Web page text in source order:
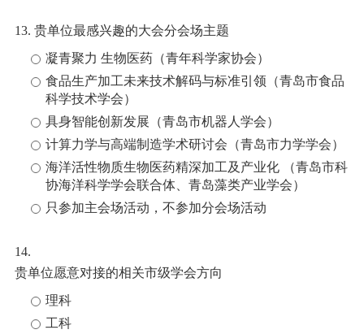
13. 贵单位最感兴趣的大会分会场主题
凝青聚力 生物医药（青年科学家协会）
食品生产加工未来技术解码与标准引领（青岛市食品
科学技术学会）
具身智能创新发展（青岛市机器人学会）
计算力学与高端制造学术研讨会（青岛市力学学会）
海洋活性物质生物医药精深加工及产业化 （青岛市科
协海洋科学学会联合体、青岛藻类产业学会）
只参加主会场活动，不参加分会场活动
14.
贵单位愿意对接的相关市级学会方向
理科
工科